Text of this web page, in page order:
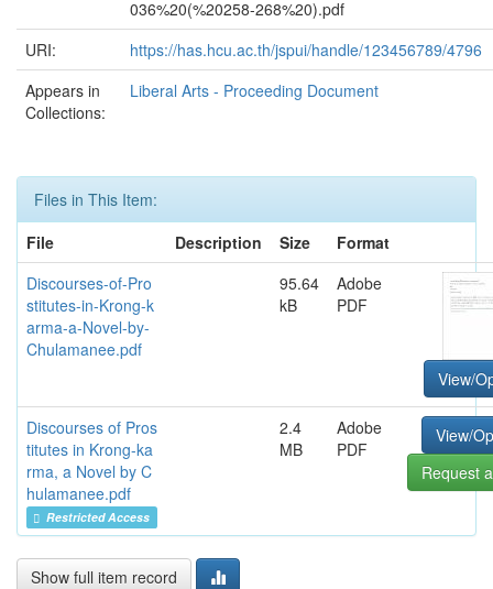
036%20(%20258-268%20).pdf
URI:
https://has.hcu.ac.th/jspui/handle/123456789/4796
Appears in
Collections:
Liberal Arts - Proceeding Document
Files in This Item:
File
Description Size
Format
Discourses-of-Pro
stitutes-in-Krong-k
arma-a-Novel-by-
Chulamanee.pdf
95.64
kB
Adobe
PDF
View/
Discourses of Pros
titutes in Krong-ka
rma, a Novel by C
hulamanee.pdf
Restricted Access
2.4
MB
Adobe
PDF
View/
Request
Show full item record